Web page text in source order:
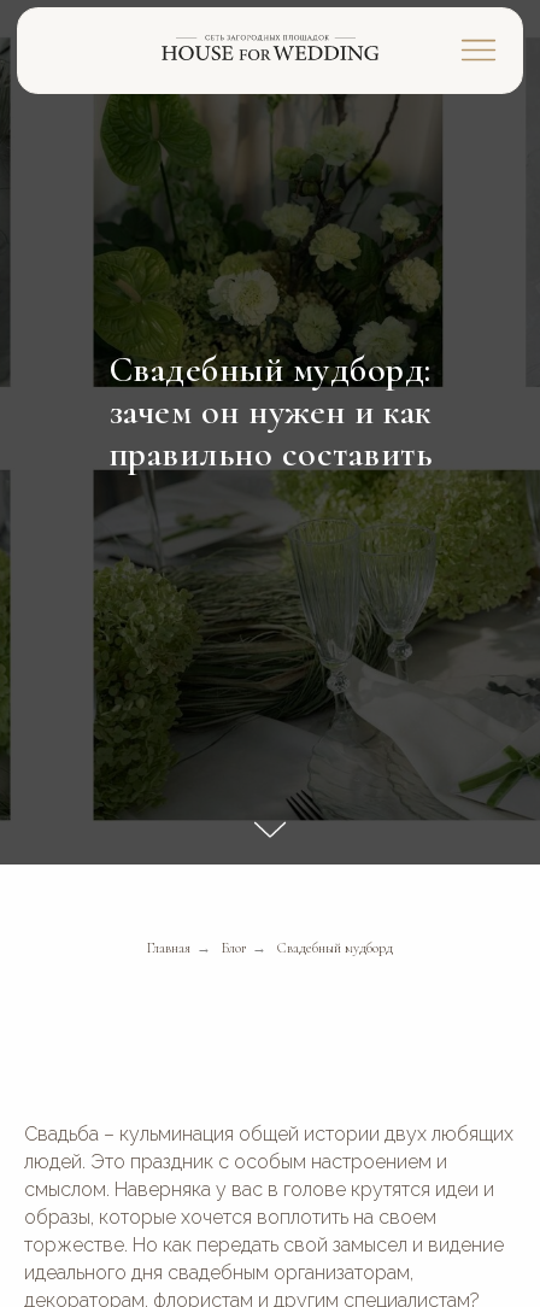
Свадебный мудборд:
зачем он нужен и как
правильно составить
Главная → Блог → Свадебный мудборд
Свадьба – кульминация общей истории двух любящих
людей. Это праздник с особым настроением и
смыслом. Наверняка у вас в голове крутятся идеи и
образы, которые хочется воплотить на своем
торжестве. Но как передать свой замысел и видение
идеального дня свадебным организаторам,
декораторам, флористам и другим специалистам?